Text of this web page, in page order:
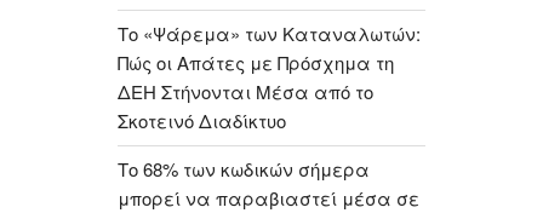
Το «Ψάρεμα» των Καταναλωτών:
Πώς οι Απάτες με Πρόσχημα τη
ΔΕΗ Στήνονται Μέσα από το
Σκοτεινό Διαδίκτυο
Το 68% των κωδικών σήμερα
μπορεί να παραβιαστεί μέσα σε